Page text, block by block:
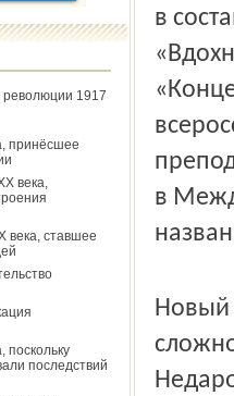
революции 1917
принёсшее
века,
века, ставшее
поскольку
последствий
в
в
Новый